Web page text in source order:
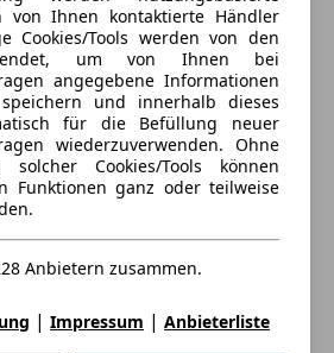
von Ihnen kontaktierte Händler
Cookies/Tools werden von den
um von Ihnen bei
angegebene Informationen
und innerhalb dieses
für die Befüllung neuer
wiederzuverwenden. Ohne
solcher Cookies/Tools können
Funktionen ganz oder teilweise
Anbietern zusammen.
| Impressum | Anbieterliste